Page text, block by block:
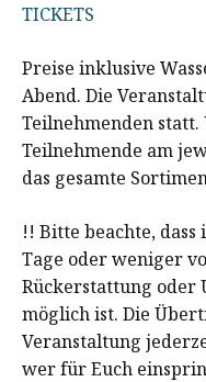
TICKETS
Preise inklusive
Abend. Die
Teilnehmenden
Teilnehmende am
das gesamte
!! Bitte beachte,
Tage oder weniger
Rückerstattung oder
möglich ist. Die
Veranstaltung
wer für Euch